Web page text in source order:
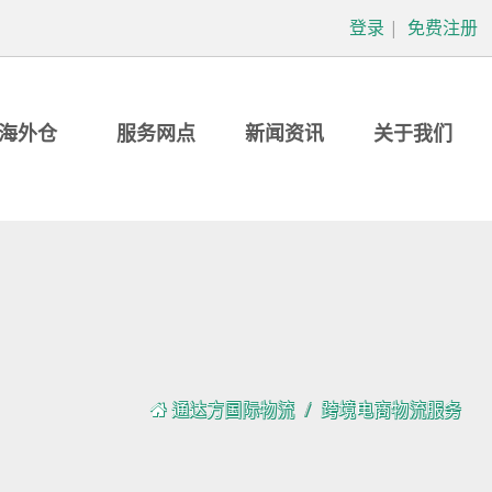
登录 | 免费注册
外仓 服务网点 新闻资讯 关于我们
通达方国际物流 跨境电商物流服务